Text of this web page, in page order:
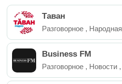
Таван
Разговорное , Народная
Business FM
Разговорное , Новости ,